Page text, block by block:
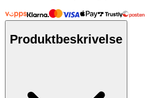
Produktbeskrivelse